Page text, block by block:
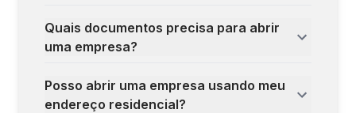
Quais documentos precisa para abrir
uma empresa?
Posso abrir uma empresa usando meu
endereço residencial?